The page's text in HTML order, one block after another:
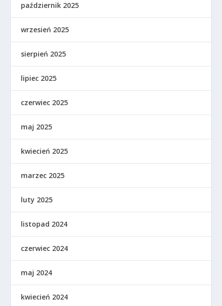
październik 2025
wrzesień 2025
sierpień 2025
lipiec 2025
czerwiec 2025
maj 2025
kwiecień 2025
marzec 2025
luty 2025
listopad 2024
czerwiec 2024
maj 2024
kwiecień 2024